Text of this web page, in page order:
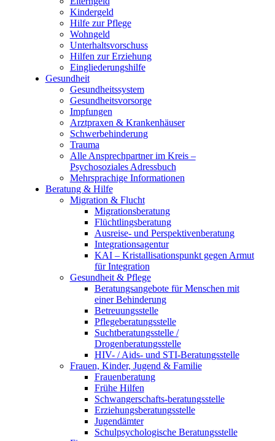
Kindergeld
Hilfe zur Pflege
Wohngeld
Unterhaltsvorschuss
Hilfen zur Erziehung
Eingliederungshilfe
Gesundheit
Gesundheitssystem
Gesundheitsvorsorge
Impfungen
Arztpraxen & Krankenhäuser
Schwerbehinderung
Trauma
Alle Ansprechpartner im Kreis –
Psychosoziales Adressbuch
Mehrsprachige Informationen
Beratung & Hilfe
Migration & Flucht
Migrationsberatung
Flüchtlingsberatung
Ausreise- und Perspektivenberatung
Integrationsagentur
KAI – Kristallisationspunkt gegen Armut
für Integration
Gesundheit & Pflege
Beratungsangebote für Menschen mit
einer Behinderung
Betreuungsstelle
Pflegeberatungsstelle
Suchtberatungsstelle /
Drogenberatungsstelle
HIV- / Aids- und STI-Beratungsstelle
Frauen, Kinder, Jugend & Familie
Frauenberatung
Frühe Hilfen
Schwangerschafts-beratungsstelle
Erziehungsberatungsstelle
Jugendämter
Schulpsychologische Beratungsstelle